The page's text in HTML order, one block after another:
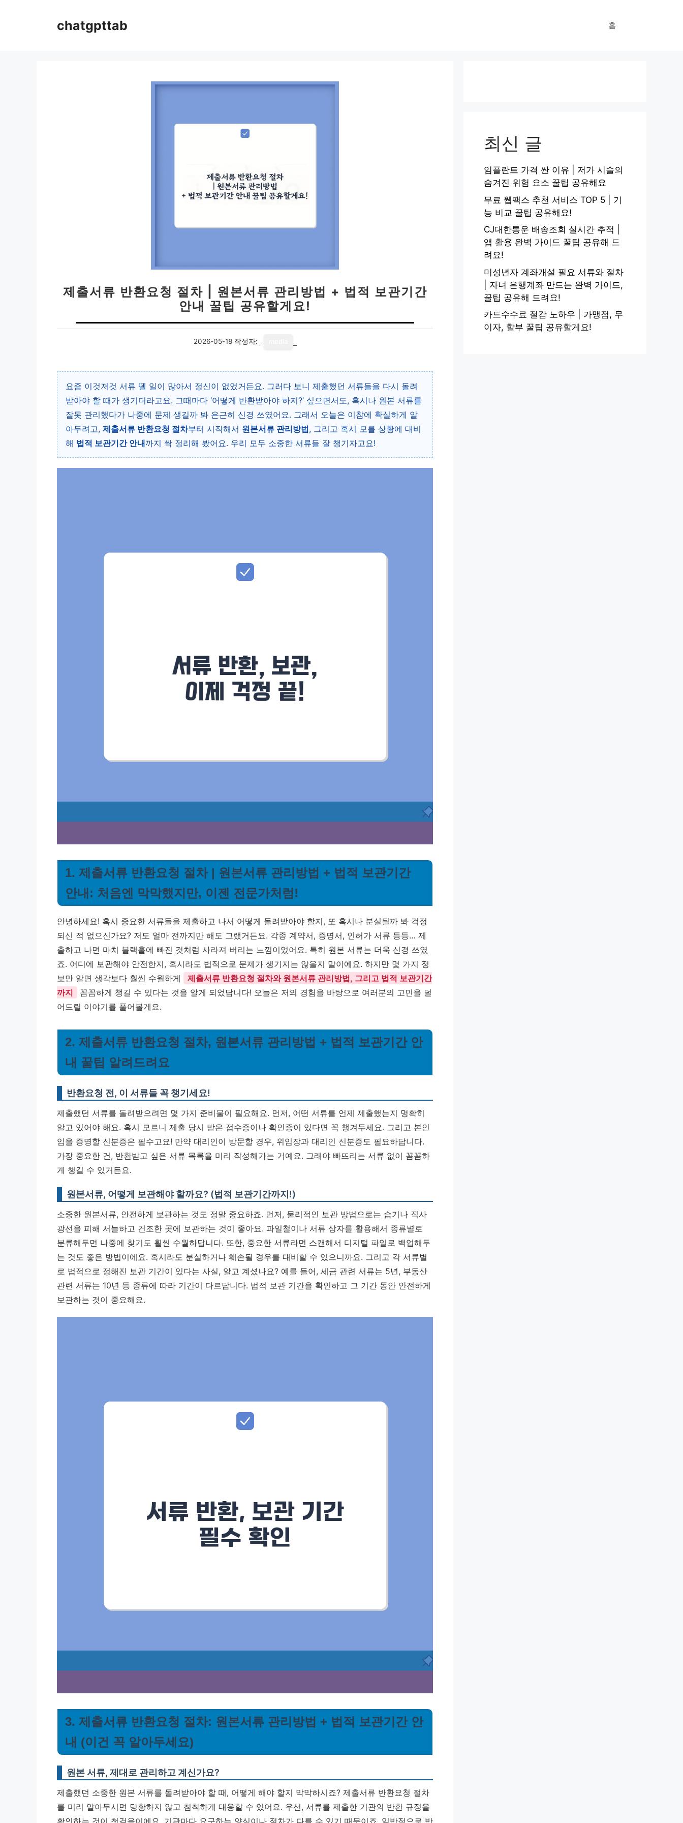
chatgpttab 홈
제출서류 반환요청 절차 | 원본서류 관리방법 + 법적 보관기간
안내 꿀팁 공유할게요!
2026-05-18 작성자:
요즘 이것저것 서류 뗄 일이 많아서 정신이 없었거든요. 그러다 보니 제출했던 서류들을 다시 돌려
받아야 할 때가 생기더라고요. 그때마다 ‘어떻게 반환받아야 하지?’ 싶으면서도, 혹시나 원본 서류를
잘못 관리했다가 나중에 문제 생길까 봐 은근히 신경 쓰였어요. 그래서 오늘은 이참에 확실하게 알
아두려고, 제출서류 반환요청 절차부터 시작해서 원본서류 관리방법, 그리고 혹시 모를 상황에 대비
해 법적 보관기간 안내까지 싹 정리해 봤어요. 우리 모두 소중한 서류들 잘 챙기자고요!
1. 제출서류 반환요청 절차 | 원본서류 관리방법 + 법적 보관기간
안내: 처음엔 막막했지만, 이젠 전문가처럼!
안녕하세요! 혹시 중요한 서류들을 제출하고 나서 어떻게 돌려받아야 할지, 또 혹시나 분실될까 봐 걱정
되신 적 없으신가요? 저도 얼마 전까지만 해도 그랬거든요. 각종 계약서, 증명서, 인허가 서류 등등… 제
출하고 나면 마치 블랙홀에 빠진 것처럼 사라져 버리는 느낌이었어요. 특히 원본 서류는 더욱 신경 쓰였
죠. 어디에 보관해야 안전한지, 혹시라도 법적으로 문제가 생기지는 않을지 말이에요. 하지만 몇 가지 정
보만 알면 생각보다 훨씬 수월하게
제출서류 반환요청 절차와 원본서류 관리방법, 그리고 법적 보관기간
까지
꼼꼼하게 챙길 수 있다는 것을 알게 되었답니다! 오늘은 저의 경험을 바탕으로 여러분의 고민을 덜
어드릴 이야기를 풀어볼게요.
2. 제출서류 반환요청 절차, 원본서류 관리방법 + 법적 보관기간 안
내 꿀팁 알려드려요
반환요청 전, 이 서류들 꼭 챙기세요!
제출했던 서류를 돌려받으려면 몇 가지 준비물이 필요해요. 먼저, 어떤 서류를 언제 제출했는지 명확히
알고 있어야 해요. 혹시 모르니 제출 당시 받은 접수증이나 확인증이 있다면 꼭 챙겨두세요. 그리고 본인
임을 증명할 신분증은 필수고요! 만약 대리인이 방문할 경우, 위임장과 대리인 신분증도 필요하답니다.
가장 중요한 건, 반환받고 싶은 서류 목록을 미리 작성해가는 거예요. 그래야 빠뜨리는 서류 없이 꼼꼼하
게 챙길 수 있거든요.
원본서류, 어떻게 보관해야 할까요? (법적 보관기간까지!)
소중한 원본서류, 안전하게 보관하는 것도 정말 중요하죠. 먼저, 물리적인 보관 방법으로는 습기나 직사
광선을 피해 서늘하고 건조한 곳에 보관하는 것이 좋아요. 파일철이나 서류 상자를 활용해서 종류별로
분류해두면 나중에 찾기도 훨씬 수월하답니다. 또한, 중요한 서류라면 스캔해서 디지털 파일로 백업해두
는 것도 좋은 방법이에요. 혹시라도 분실하거나 훼손될 경우를 대비할 수 있으니까요. 그리고 각 서류별
로 법적으로 정해진 보관 기간이 있다는 사실, 알고 계셨나요? 예를 들어, 세금 관련 서류는 5년, 부동산
관련 서류는 10년 등 종류에 따라 기간이 다르답니다. 법적 보관 기간을 확인하고 그 기간 동안 안전하게
보관하는 것이 중요해요.
3. 제출서류 반환요청 절차: 원본서류 관리방법 + 법적 보관기간 안
내 (이건 꼭 알아두세요)
원본 서류, 제대로 관리하고 계신가요?
제출했던 소중한 원본 서류를 돌려받아야 할 때, 어떻게 해야 할지 막막하시죠? 제출서류 반환요청 절차
를 미리 알아두시면 당황하지 않고 침착하게 대응할 수 있어요. 우선, 서류를 제출한 기관의 반환 규정을
확인하는 것이 첫걸음이에요. 기관마다 요구하는 양식이나 절차가 다를 수 있기 때문이죠. 일반적으로 반
최신 글
임플란트 가격 싼 이유 | 저가 시술의
숨겨진 위험 요소 꿀팁 공유해요
무료 웹팩스 추천 서비스 TOP 5 | 기
능 비교 꿀팁 공유해요!
CJ대한통운 배송조회 실시간 추적 |
앱 활용 완벽 가이드 꿀팁 공유해 드
려요!
미성년자 계좌개설 필요 서류와 절차
| 자녀 은행계좌 만드는 완벽 가이드,
꿀팁 공유해 드려요!
카드수수료 절감 노하우 | 가맹점, 무
이자, 할부 꿀팁 공유할게요!